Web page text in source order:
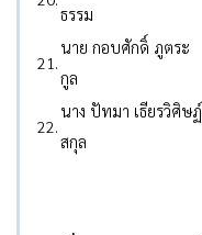
ธรรม
21.
นาย กอบศักดิ์ ภูตระ
กูล
22.
นาง ปัทมา เธียรวิศิษฏ์
สกุล